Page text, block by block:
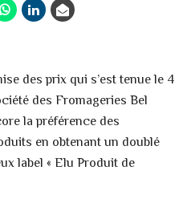
des prix qui s’est tenue le 4
des Fromageries Bel
la préférence des
en obtenant un doublé
label « Elu Produit de